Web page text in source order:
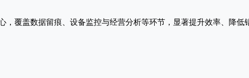
覆盖数据留痕、设备监控与经营分析等环节，显著提升效率、降低